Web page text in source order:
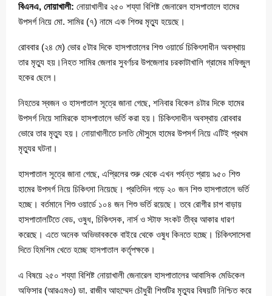
বিএনএ, নোয়াখালী: নোয়াখালীর ২৫০ শয্যা বিশিষ্ট জেনারেল হাসপাতালে হামের
উপসর্গ নিয়ে মো. সামির (৭) নামে এক শিশুর মৃত্যু হয়েছে।
রোববার (২৪ মে) ভোর ৫টার দিকে হাসপাতালের শিশু ওয়ার্ডে চিকিৎসাধীন অবস্থায়
তার মৃত্যু হয়।নিহত সামির জেলার সুবর্ণচর উপজেলার চরকাটাখালি গ্রামের মফিজুল
হকের ছেলে।
নিহতের স্বজন ও হাসপাতাল সূত্রে জানা গেছে, শনিবার বিকেল ৪টার দিকে হামের
উপসর্গ নিয়ে সামিরকে হাসপাতালে ভর্তি করা হয়। চিকিৎসাধীন অবস্থায় রোববার
ভোরে তার মৃত্যু হয়। নোয়াখালীতে চলতি মৌসুমে হামের উপসর্গ নিয়ে এটিই প্রথম
মৃত্যুর ঘটনা।
হাসপাতাল সূত্রে জানা গেছে, এপ্রিলের শুরু থেকে এখন পর্যন্ত প্রায় ৯৫০ শিশু
হামের উপসর্গ নিয়ে চিকিৎসা নিয়েছে। প্রতিদিন গড়ে ২০ জন শিশু হাসপাতালে ভর্তি
হচ্ছে। বর্তমানে শিশু ওয়ার্ডে ১০৪ জন শিশু ভর্তি রয়েছে। তবে রোগীর চাপ বাড়ায়
হাসপাতালটিতে বেড, ওষুধ, চিকিৎসক, নার্স ও স্টাফ সংকট তীব্র আকার ধারণ
করেছে। এতে অনেক অভিভাবককে বাইরে থেকে ওষুধ কিনতে হচ্ছে। চিকিৎসাসেবা
দিতে হিমশিম খেতে হচ্ছে হাসপাতাল কর্তৃপক্ষকে।
এ বিষয়ে ২৫০ শয্যা বিশিষ্ট নোয়াখালী জেনারেল হাসপাতালের আবাসিক মেডিকেল
অফিসার (আরএমও) ডা. রাজীব আহম্মেদ চৌধুরী শিশুটির মৃত্যুর বিষয়টি নিশ্চিত করে